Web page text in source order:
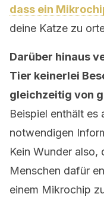
dass ein
deine Katze zu
Darüber hinaus
Tier keinerlei
gleichzeitig von
Beispiel enthält es
notwendigen
Kein Wunder also,
Menschen dafür
einem Mikrochip